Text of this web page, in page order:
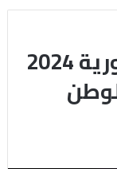
أفضل المسلسلات الكورية 2024